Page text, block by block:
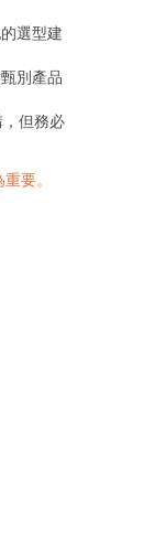
選型建
別產品
但務必
要。